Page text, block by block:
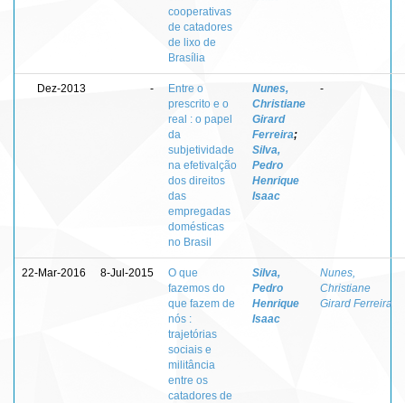
cooperativas
de catadores
de lixo de
Brasília
Dez-2013 -
Entre o
prescrito e o
real : o papel
da
subjetividade
na efetivalção
dos direitos
das
empregadas
domésticas
no Brasil
Nunes,
Christiane
Girard
Ferreira;
Silva,
Pedro
Henrique
Isaac
-
22-Mar-2016 8-Jul-2015
O que
fazemos do
que fazem de
nós :
trajetórias
sociais e
militância
entre os
catadores de
Silva,
Pedro
Henrique
Isaac
Nunes,
Christiane
Girard Ferreira